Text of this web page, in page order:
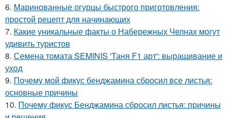
6. Маринованные огурцы быстрого приготовления:
простой рецепт для начинающих
7. Какие уникальные факты о Набережных Челнах могут
удивить туристов
8. Семена томата SEMINIS 'Таня F1 арт': выращивание и
уход
9. Почему мой фикус бенджамина сбросил все листья:
основные причины
10. Почему фикус Бенджамина сбросил листья: причины